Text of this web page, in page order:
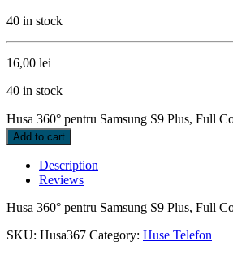
40 in stock
16,00 lei
40 in stock
Husa 360° pentru Samsung S9 Plus, Full
Add to cart
Description
Reviews
Husa 360° pentru Samsung S9 Plus, Full
SKU: Husa367 Category: Huse Telefon